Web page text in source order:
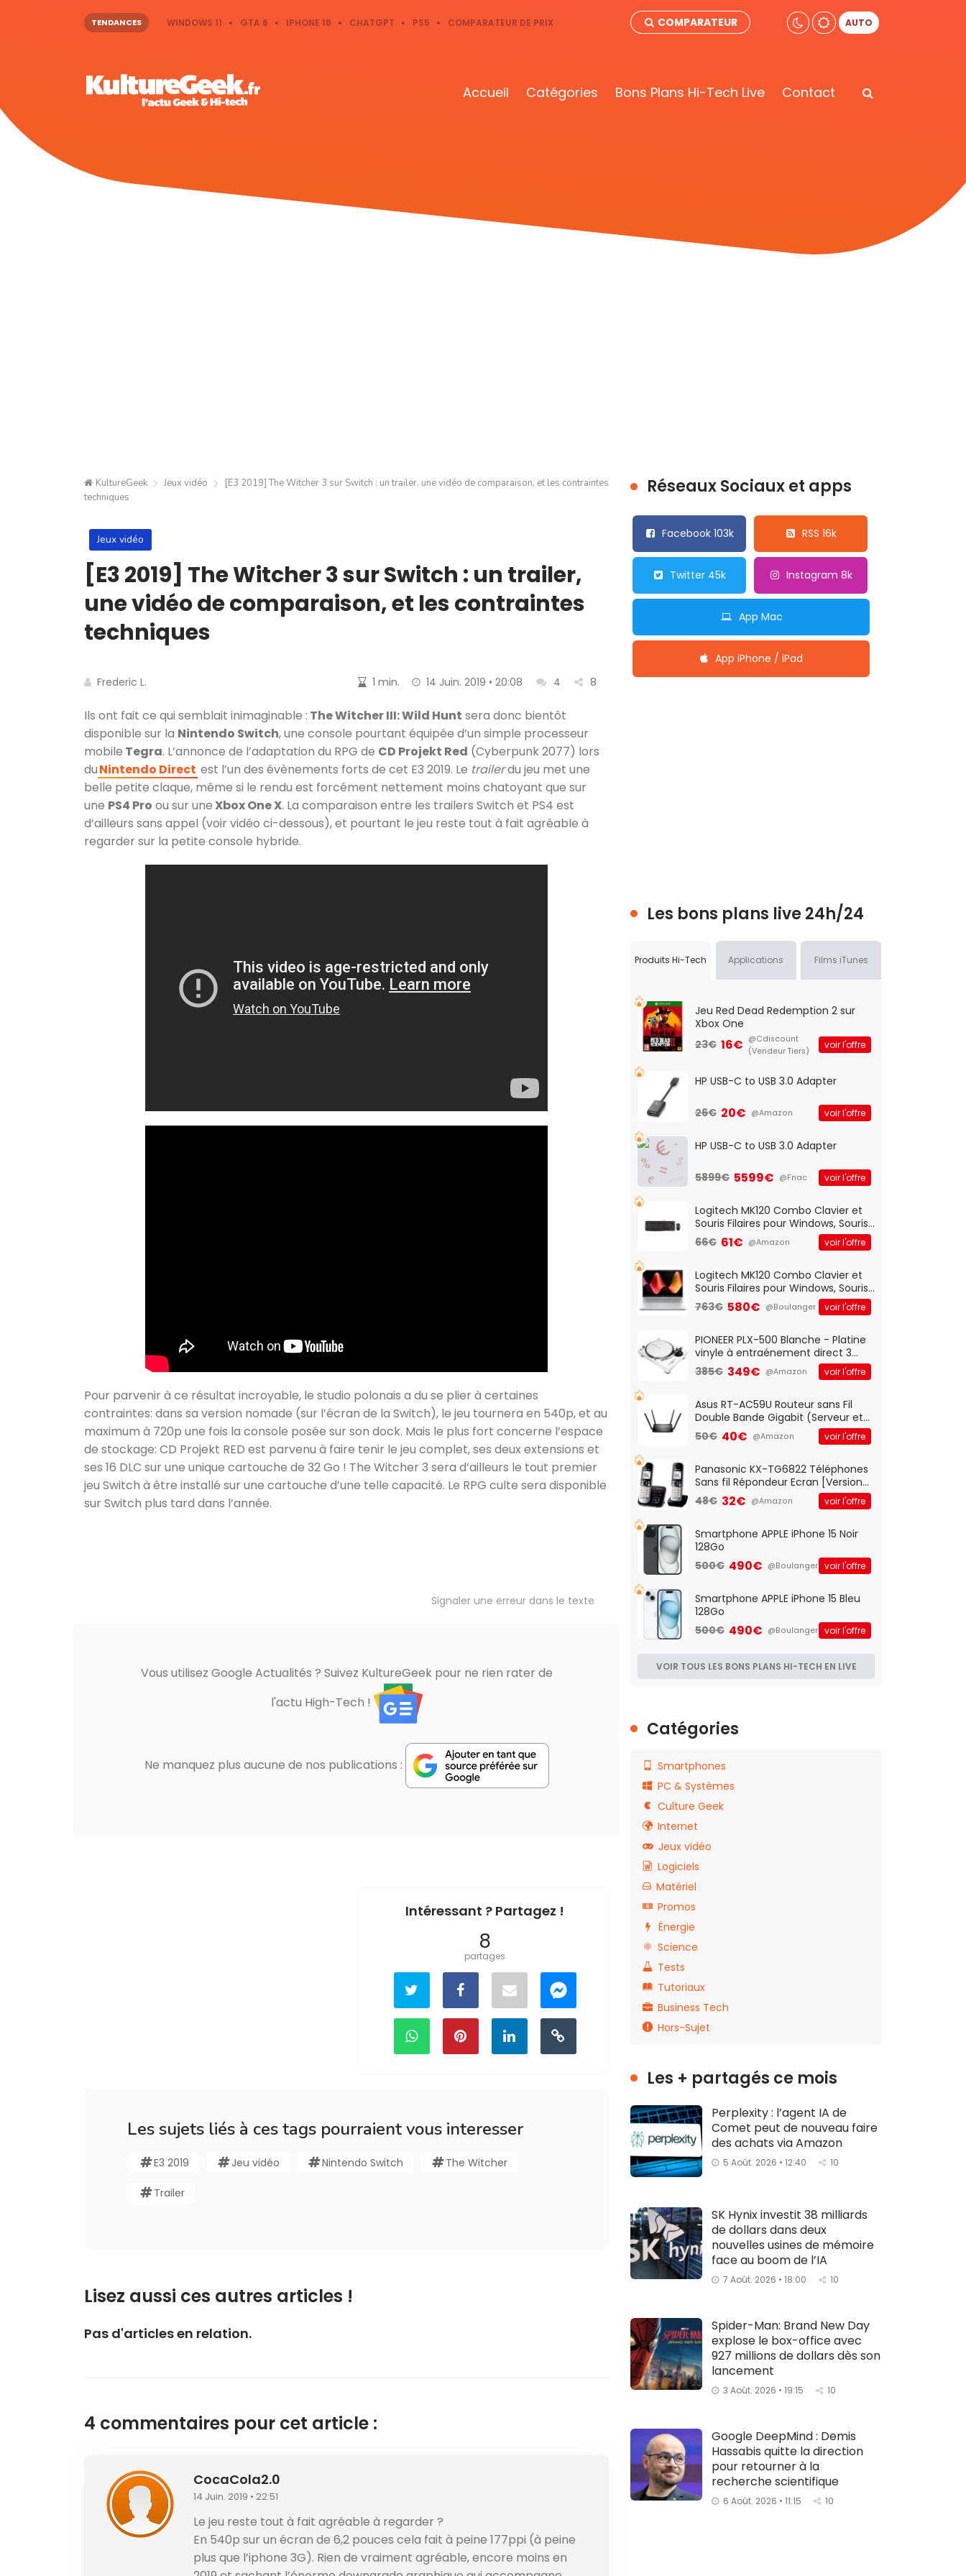
TENDANCES WINDOWS 11 GTA 6 IPHONE 18 CHATGPT PS5 COMPARATEUR DE PRIX COMPARATEUR AUTO
Accueil Catégories Bons Plans Hi-Tech Live Contact
KultureGeek Jeux vidéo
[E3 2019] The Witcher 3 sur Switch : un trailer, une vidéo de comparaison, et les contraintes
techniques
Jeux vidéo
[E3 2019] The Witcher 3 sur Switch : un trailer,
une vidéo de comparaison, et les contraintes
techniques
Frederic L. 1 min. 14 Juin. 2019 • 20:08 4 8
Ils ont fait ce qui semblait inimaginable : The Witcher III: Wild Hunt sera donc bientôt
disponible sur la Nintendo Switch, une console pourtant équipée d’un simple processeur
mobile Tegra. L’annonce de l’adaptation du RPG de CD Projekt Red (Cyberpunk 2077) lors
duNintendo Direct est l’un des évènements forts de cet E3 2019. Le trailerdu jeu met une
belle petite claque, même si le rendu est forcément nettement moins chatoyant que sur
une PS4 Pro ou sur uneXbox One X. La comparaison entre les trailers Switch et PS4 est
d’ailleurs sans appel (voir vidéo ci-dessous), et pourtant le jeu reste tout à fait agréable à
regarder sur la petite console hybride.
Pour parvenir à ce résultat incroyable, le studio polonais a du se plier à certaines
contraintes: dans sa version nomade (sur l’écran de la Switch), le jeu tournera en 540p, et au
maximum à 720p une fois la console posée sur son dock. Mais le plus fort concerne l’espace
de stockage: CD Projekt RED est parvenu à faire tenir le jeu complet, ses deux extensions et
ses 16 DLC sur une unique cartouche de 32 Go ! The Witcher 3 sera d’ailleurs le tout premier
jeu Switch à être installé sur une cartouche d’une telle capacité. Le RPG culte sera disponible
sur Switch plus tard dans l’année.
Signaler une erreur dans le texte
Vous utilisez Google Actualités ? Suivez KultureGeek pour ne rien rater de
l'actu High-Tech !
Ne manquez plus aucune de nos publications :
Intéressant ? Partagez !
8
partages
Les sujets liés à ces tags pourraient vous interesser
E3 2019 Jeu vidéo Nintendo Switch The Witcher
Trailer
Lisez aussi ces autres articles !
Pas d'articles en relation.
4 commentaires pour cet article :
CocaCola2.0
14 Juin. 2019 • 22:51
Le jeu reste tout à fait agréable à regarder ?
En 540p sur un écran de 6,2 pouces cela fait à peine 177ppi (à peine
plus que l’iphone 3G). Rien de vraiment agréable, encore moins en
Réseaux Sociaux et apps
Facebook 103k RSS 16k
Twitter 45k Instagram 8k
App Mac
App iPhone / iPad
Les bons plans live 24h/24
Produits Hi-Tech Applications Films iTunes
Jeu Red Dead Redemption 2 sur
Xbox One
23€ 16€ @Cdiscount
(Vendeur Tiers)
voir l'offre
HP USB-C to USB 3.0 Adapter
26€ 20€ @Amazon voir l'offre
HP USB-C to USB 3.0 Adapter
5899€ 5599€ @Fnac voir l'offre
Logitech MK120 Combo Clavier et
Souris Filaires pour Windows, Souris
Optique Filaire, Connexion USB Plug
And Play, Confortable, Taille
QWERTY UK - Noir
66€ 61€ @Amazon voir l'offre
Logitech MK120 Combo Clavier et
Souris Filaires pour Windows, Souris
Optique Filaire, Connexion USB Plug
And Play, Confortable, Taille
QWERTY UK - Noir
763€ 580€ @Boulanger voir l'offre
PIONEER PLX-500 Blanche - Platine
vinyle à entraénement direct 3
vitesses (33-45-78 trs/min) avec
pre-ampli intégré et port USB
385€ 349€ @Amazon voir l'offre
Asus RT-AC59U Routeur sans Fil
Double Bande Gigabit (Serveur et
Client VPN, Triple Vlan, Mode Point
d'accès et Bridge, contrôle
50€ 40€ @Amazon voir l'offre
Panasonic KX-TG6822 Téléphones
Sans fil Répondeur Ecran [Version
Française]
48€ 32€ @Amazon voir l'offre
Smartphone APPLE iPhone 15 Noir
128Go
500€ 490€ @Boulanger voir l'offre
Smartphone APPLE iPhone 15 Bleu
128Go
500€ 490€ @Boulanger voir l'offre
VOIR TOUS LES BONS PLANS HI-TECH EN LIVE
Catégories
Smartphones
PC & Systèmes
Culture Geek
Internet
Jeux vidéo
Logiciels
Matériel
Promos
Énergie
Science
Tests
Tutoriaux
Business Tech
Hors-Sujet
Les + partagés ce mois
Perplexity : l’agent IA de
Comet peut de nouveau faire
des achats via Amazon
5 Août. 2026 • 12:40 10
SK Hynix investit 38 milliards
de dollars dans deux
nouvelles usines de mémoire
face au boom de l’IA
7 Août. 2026 • 18:00 10
Spider-Man: Brand New Day
explose le box-office avec
927 millions de dollars dès son
lancement
3 Août. 2026 • 19:15 10
Google DeepMind : Demis
Hassabis quitte la direction
pour retourner à la
recherche scientifique
6 Août. 2026 • 11:15 10